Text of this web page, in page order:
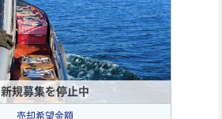
新規募集を停止中
売却希望金額